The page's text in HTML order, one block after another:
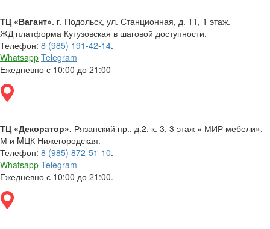
ТЦ «Вагант». г. Подольск, ул. Станционная, д. 11, 1 этаж.
ЖД платформа Кутузовская в шаговой доступности.
Телефон: 8 (985) 191-42-14.
Whatsapp Telegram
Ежедневно с 10:00 до 21:00
ТЦ «Декоратор». Рязанский пр., д.2, к. 3, 3 этаж « МИР мебели».
М и MЦК Нижегородская.
Телефон: 8 (985) 872-51-10.
Whatsapp Telegram
Ежедневно с 10:00 до 21:00.